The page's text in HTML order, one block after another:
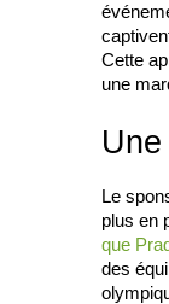
Cette
une
Le
plus en
que
des